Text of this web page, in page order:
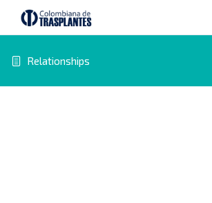
Relationships